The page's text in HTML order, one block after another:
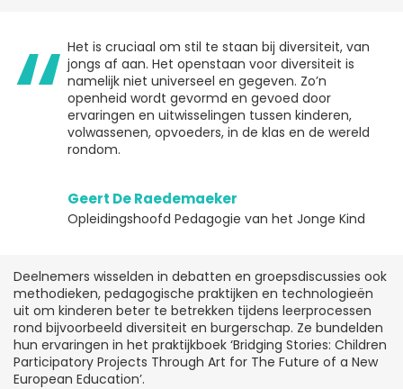
Het is cruciaal om stil te staan bij diversiteit, van
jongs af aan. Het openstaan voor diversiteit is
namelijk niet universeel en gegeven. Zo’n
openheid wordt gevormd en gevoed door
ervaringen en uitwisselingen tussen kinderen,
volwassenen, opvoeders, in de klas en de wereld
rondom.
Geert De Raedemaeker
Opleidingshoofd Pedagogie van het Jonge Kind
Deelnemers wisselden in debatten en groepsdiscussies ook
methodieken, pedagogische praktijken en technologieën
uit om kinderen beter te betrekken tijdens leerprocessen
rond bijvoorbeeld diversiteit en burgerschap. Ze bundelden
hun ervaringen in het praktijkboek ‘Bridging Stories: Children
Participatory Projects Through Art for The Future of a New
European Education’.